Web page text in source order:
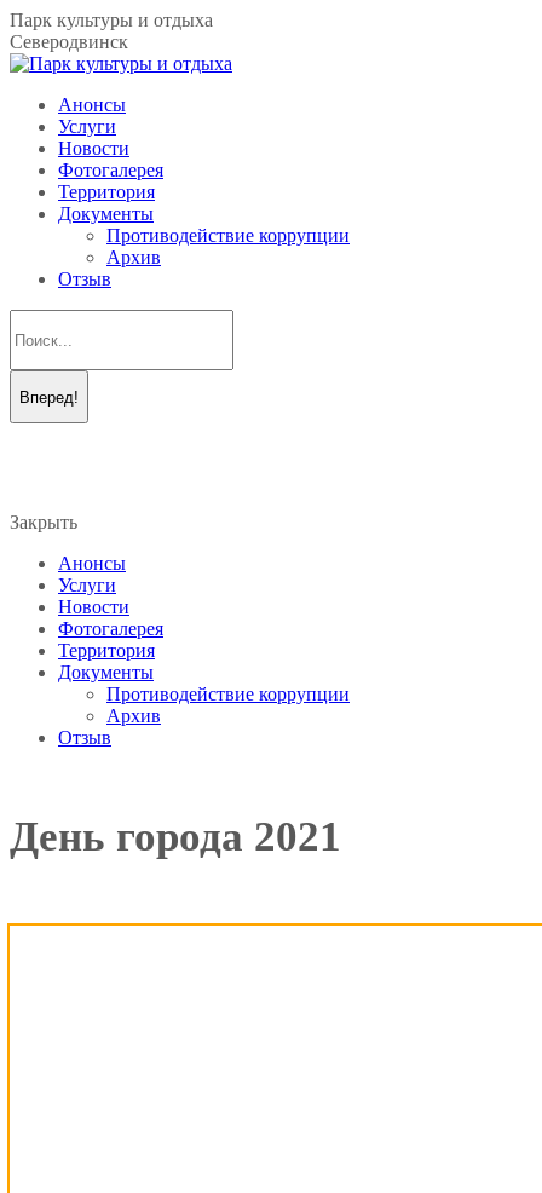
Перейти
к
содержанию
Парк культуры и отдыха
Северодвинск
Анонсы
Услуги
Новости
Фотогалерея
Территория
Документы
Противодействие коррупции
Архив
Отзыв
new
new
Закрыть
Анонсы
Услуги
Новости
Фотогалерея
Территория
Документы
Противодействие коррупции
Архив
Отзыв
День города 2021